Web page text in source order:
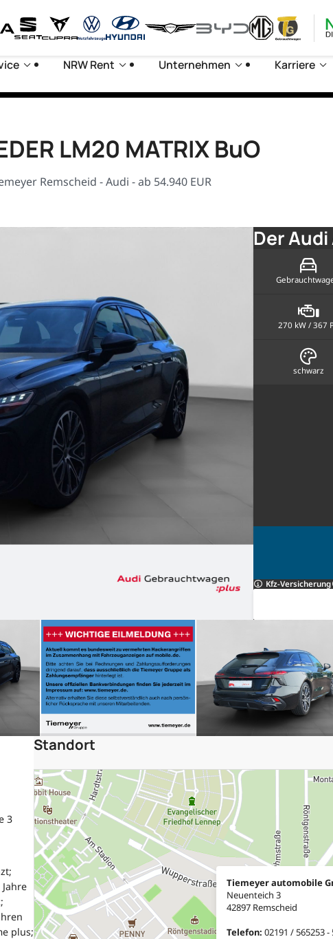
NRW Rent Unternehmen Karriere
LM20 MATRIX BuO
Remscheid - Audi - ab 54.940 EUR
Der
270 kW / 367
schwarz
Kfz-Versicherung
3
plus;
Standort
Tiemeyer automobile
Neuenteich 3
42897 Remscheid
Telefon: 02191 / 565253 -